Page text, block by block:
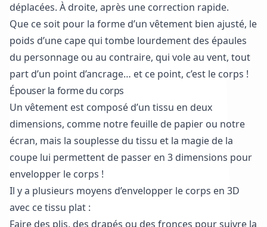
déplacées. À droite, après une correction rapide.
Que ce soit pour la forme d’un vêtement bien ajusté, le
poids d’une cape qui tombe lourdement des épaules
du personnage ou au contraire, qui vole au vent, tout
part d’un point d’ancrage… et ce point, c’est le corps !
Épouser la forme du corps
Un vêtement est composé d’un tissu en deux
dimensions, comme notre feuille de papier ou notre
écran, mais la souplesse du tissu et la magie de la
coupe lui permettent de passer en 3 dimensions pour
envelopper le corps !
Il y a plusieurs moyens d’envelopper le corps en 3D
avec ce tissu plat :
Faire des plis, des drapés ou des fronces pour suivre la